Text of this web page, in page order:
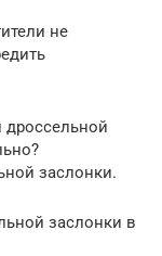
не
дроссельной
заслонки.
заслонки в